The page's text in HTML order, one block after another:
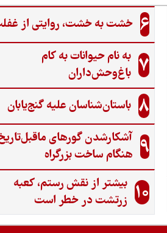
6 خشت به خشت، روایتی از
7 به نام حیوانات به کام
باغ‌وحش‌داران
8 باستان‌شناسان علیه گنج‌یابان
9 آشکارشدن گورهای
هنگام ساخت بزرگراه
10 بیشتر از نقش رستم، کعبه
زرتشت در خطر است